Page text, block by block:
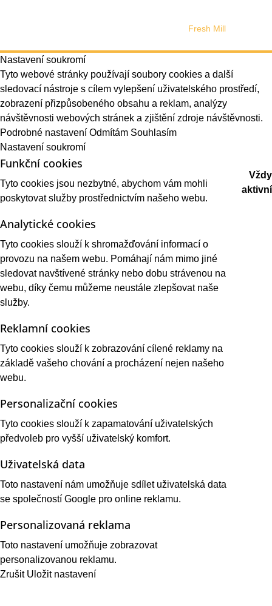
Fresh Mill
Nastavení soukromí
Tyto webové stránky používají soubory cookies a další
sledovací nástroje s cílem vylepšení uživatelského prostředí,
zobrazení přizpůsobeného obsahu a reklam, analýzy
návštěvnosti webových stránek a zjištění zdroje návštěvnosti.
Podrobné nastavení Odmítám Souhlasím
Nastavení soukromí
Funkční cookies
Tyto cookies jsou nezbytné, abychom vám mohli
poskytovat služby prostřednictvím našeho webu.
Vždy
aktivní
Analytické cookies
Tyto cookies slouží k shromažďování informací o
provozu na našem webu. Pomáhají nám mimo jiné
sledovat navštívené stránky nebo dobu strávenou na
webu, díky čemu můžeme neustále zlepšovat naše
služby.
Reklamní cookies
Tyto cookies slouží k zobrazování cílené reklamy na
základě vašeho chování a procházení nejen našeho
webu.
Personalizační cookies
Tyto cookies slouží k zapamatování uživatelských
předvoleb pro vyšší uživatelský komfort.
Uživatelská data
Toto nastavení nám umožňuje sdílet uživatelská data
se společností Google pro online reklamu.
Personalizovaná reklama
Toto nastavení umožňuje zobrazovat
personalizovanou reklamu.
Zrušit Uložit nastavení